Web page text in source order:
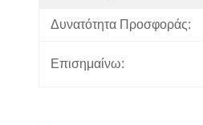
Δυνατότητα Προσφοράς:
Επισημαίνω: